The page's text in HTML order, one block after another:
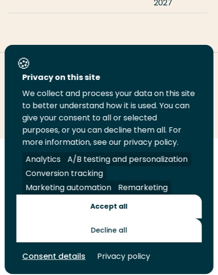
2027
Deel deze pagina
Deel
LinkedIn
Deel
op
Twitter
Deel
op
Facebook
Email
deze
pagina
Print
deze
pagina
Volg
ons
op
LinkedIn
Volg
ons
op
Facebook
Volg
ons
op
YouTube
Volg
ons
op
Instagram
Juridisch Security A-Z Index
Contact
Toekomstmakers
Privacy on this site
We collect and process your data on this site
to better understand how it is used. You can
give your consent to all or selected
purposes, or you can decline them all. For
more information, see our privacy policy.
Analytics
A/B testing and personalization
Conversion tracking
Marketing automation
Remarketing
Accept all
Decline all
Consent details Privacy policy